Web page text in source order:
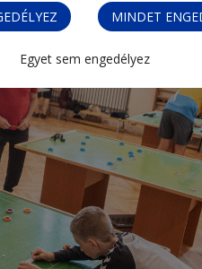
MINDET
Egyet sem engedélyez